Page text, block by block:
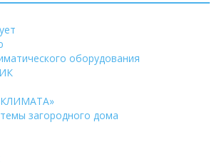
оборудования
загородного дома